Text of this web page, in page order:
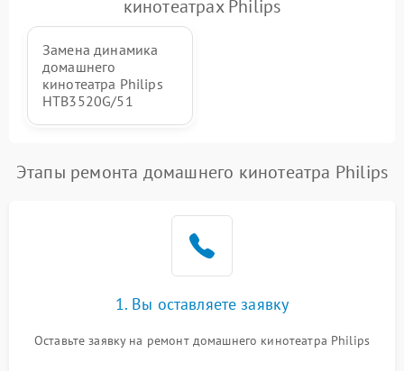
кинотеатрах Philips
Замена динамика
домашнего
кинотеатра Philips
HTB3520G/51
Этапы ремонта домашнего кинотеатра Philips
1. Вы оставляете заявку
Оставьте заявку на ремонт домашнего кинотеатра Philips